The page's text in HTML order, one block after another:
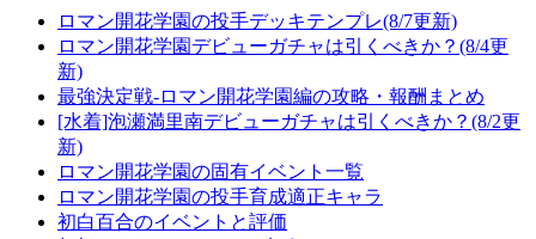
ロマン開花学園の投手デッキテンプレ(8/7更新)
ロマン開花学園デビューガチャは引くべきか？(8/4更
新)
最強決定戦-ロマン開花学園編の攻略・報酬まとめ
[水着]泡瀬満里南デビューガチャは引くべきか？(8/2更
新)
ロマン開花学園の固有イベント一覧
ロマン開花学園の投手育成適正キャラ
初白百合のイベントと評価